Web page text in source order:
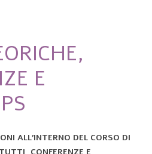
E
ALL’INTERNO DEL CORSO DI